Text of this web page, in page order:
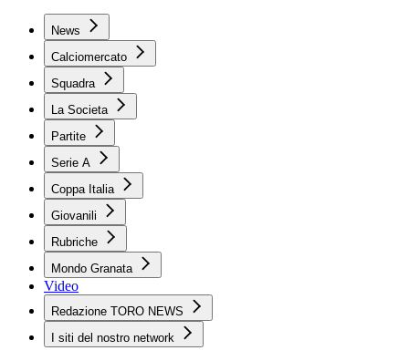
News
Calciomercato
Squadra
La Societa
Partite
Serie A
Coppa Italia
Giovanili
Rubriche
Mondo Granata
Video
Redazione TORO NEWS
I siti del nostro network